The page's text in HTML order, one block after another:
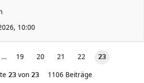
10:00
… 19 20 21 22 23
23von 23 1106 Beiträge